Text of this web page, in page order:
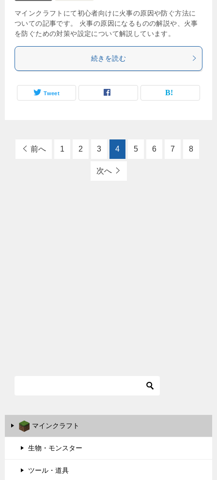
マインクラフトにて初心者向けに火事の原因や防ぐ方法に
ついての記事です。 火事の原因になるものの解説や、火事
を防ぐための対策や設定について解説しています。
続きを読む
Tweet
前へ 1 2 3 4 5 6 7 8
次へ
マインクラフト
生物・モンスター
ツール・道具